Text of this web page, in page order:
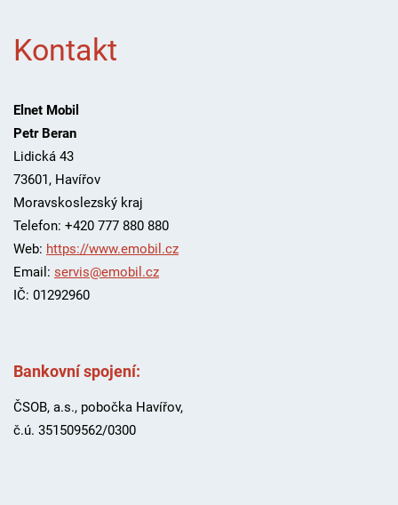
Kontakt
Elnet Mobil
Petr Beran
Lidická 43
73601 , Havířov
Moravskoslezský kraj
Telefon: +420 777 880 880
Web: https://www.emobil.cz
Email: servis@emobil.cz
IČ: 01292960
Bankovní spojení:
ČSOB, a.s., pobočka Havířov,
č.ú. 351509562/0300